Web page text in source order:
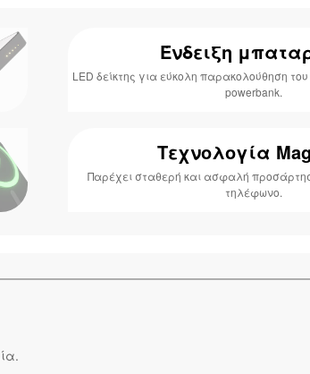
Ένδειξη
LED δείκτης για εύκολη παρακολούθηση
powerbank.
Τεχνολογία
Παρέχει σταθερή και ασφαλή
τηλέφωνο.